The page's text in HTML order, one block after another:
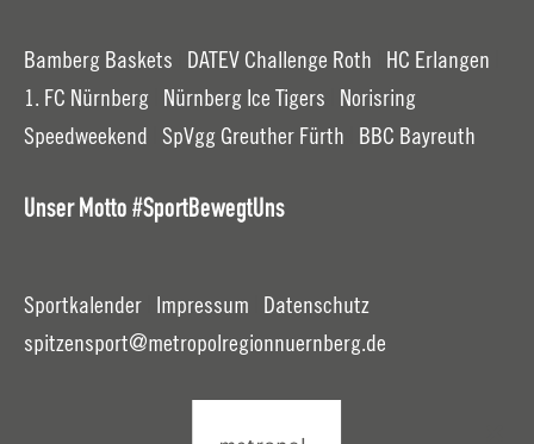
Bamberg Baskets DATEV Challenge Roth HC Erlangen
1. FC Nürnberg Nürnberg Ice Tigers
Norisring
Speedweekend SpVgg Greuther Fürth BBC Bayreuth
Unser Motto #SportBewegtUns
Sportkalender Impressum
Datenschutz
spitzensport
metropolregionnuernberg. de